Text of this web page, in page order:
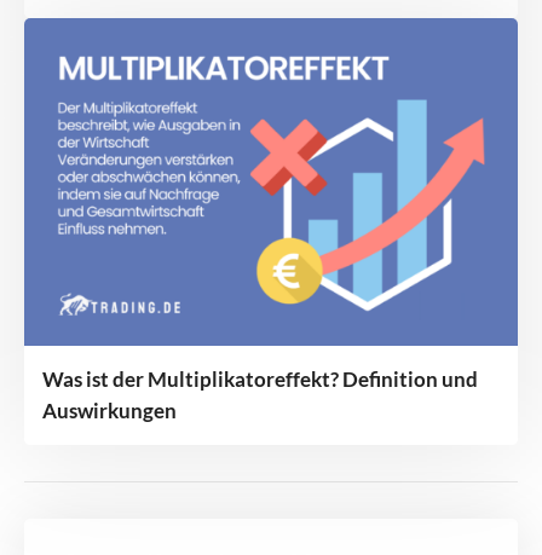
Was ist der Multiplikatoreffekt? Definition und
Auswirkungen